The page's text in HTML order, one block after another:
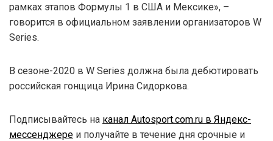
рамках этапов Формулы 1 в США и Мексике», –
говорится в официальном заявлении организаторов W
Series.
В сезоне-2020 в W Series должна была дебютировать
российская гонщица Ирина Сидоркова.
Подписывайтесь на канал Autosport.com.ru в Яндекс-
мессенджере и получайте в течение дня срочные и